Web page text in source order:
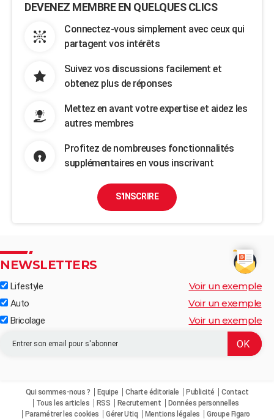
DEVENEZ MEMBRE EN QUELQUES CLICS
Connectez-vous simplement avec ceux qui
partagent vos intérêts
Suivez vos discussions facilement et
obtenez plus de réponses
Mettez en avant votre expertise et aidez les
autres membres
Profitez de nombreuses fonctionnalités
supplémentaires en vous inscrivant
S'INSCRIRE
NEWSLETTERS
Lifestyle Voir un exemple
Auto Voir un exemple
Bricolage Voir un exemple
Qui sommes-nous ? Equipe Charte éditoriale Publicité
Contact
Tous les articles
RSS Recrutement
Données personnelles
Paramétrer les cookies
Gérer Utiq Mentions légales Groupe Figaro